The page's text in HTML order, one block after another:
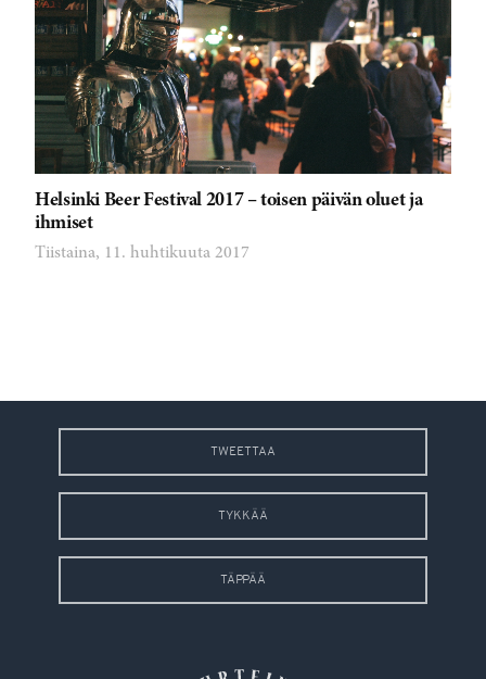
Helsinki Beer Festival 2017 – toisen päivän oluet ja
ihmiset
Tiistaina, 11. huhtikuuta 2017
TWEETTAA
TYKKÄÄ
TÄPPÄÄ